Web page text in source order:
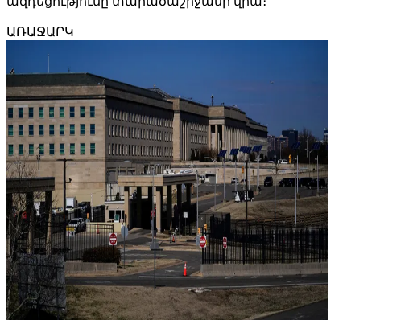
ԱՌԱՋԱՐԿ